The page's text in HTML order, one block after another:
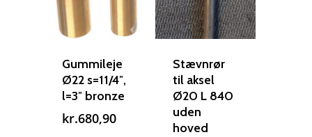
Gummileje
Ø22 s=11/4″,
l=3″ bronze
kr.680,90
Stævnrør
til aksel
Ø20 L 840
uden
hoved